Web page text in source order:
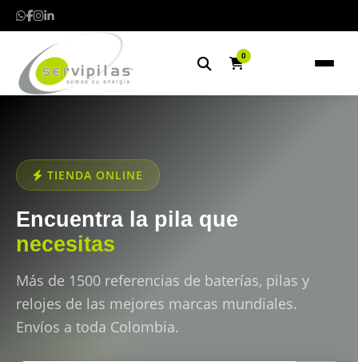
0
TIENDA ONLINE
Encuentra la pila que
necesitas
Más de 1500 referencias de baterías, pilas y
relojes de las mejores marcas mundiales.
Envíos a toda Colombia.